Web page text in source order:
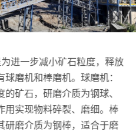
为进一步减小矿石粒度，释放
磨机和棒磨机。球磨机：
矿石，研磨介质为钢球、
用实现物料碎裂、磨细。棒
研磨介质为钢棒，适合于磨